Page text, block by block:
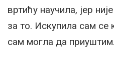
вртићу научила, јер
за то. Искупила сам се
сам могла да приуштим.